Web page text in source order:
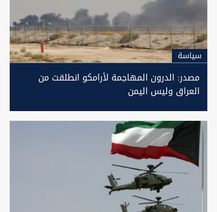
سیاسة
مصدر: الدرون المهاجمة لأرامكو انطلقت من
العراق وليس اليمن